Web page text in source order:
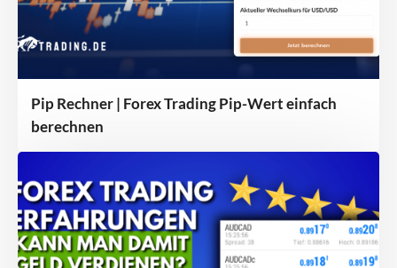
Pip Rechner | Forex Trading Pip-Wert einfach
berechnen